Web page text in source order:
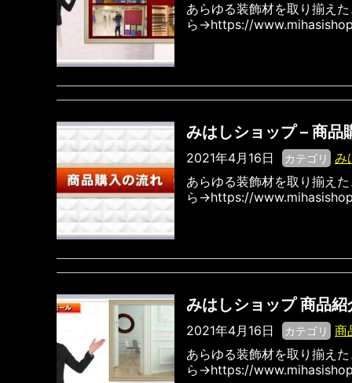
あらゆる装飾材を取り揃え
ら→https://
みはしショップ – 商品
2021年4月16日 カテゴリ
み
あらゆる装飾材を取り揃え
ら→https://
みはしショップ 商品紹
2021年4月16日 カテゴリ
商
あらゆる装飾材を取り揃え
ら→https://